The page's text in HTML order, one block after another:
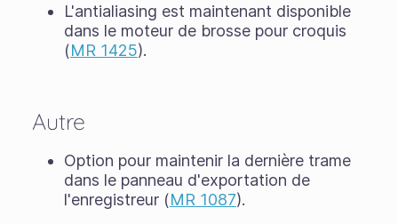
L'antialiasing est maintenant disponible
dans le moteur de brosse pour croquis
(MR 1425).
Autre
Option pour maintenir la dernière trame
dans le panneau d'exportation de
l'enregistreur (MR 1087).